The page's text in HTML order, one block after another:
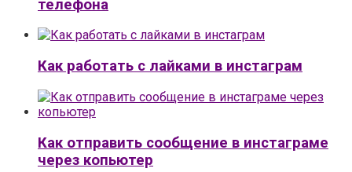
телефона
Как работать с лайками в инстаграм
Как отправить сообщение в инстаграме
через копьютер